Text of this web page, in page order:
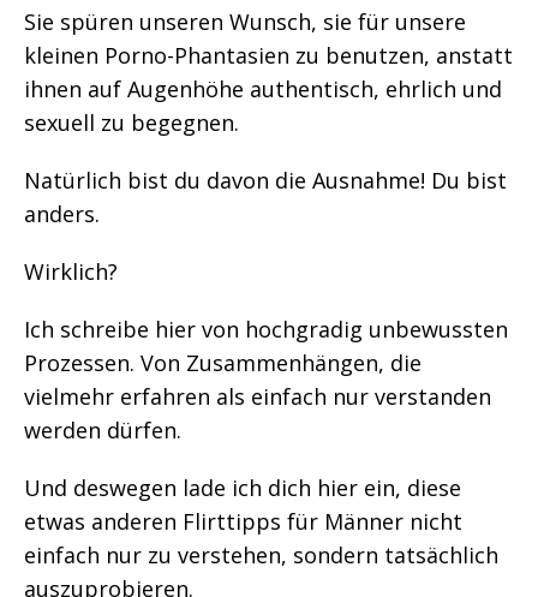
Sie spüren unseren Wunsch, sie für unsere
kleinen Porno-Phantasien zu benutzen, anstatt
ihnen auf Augenhöhe authentisch, ehrlich und
sexuell zu begegnen.
Natürlich bist du davon die Ausnahme! Du bist
anders.
Wirklich?
Ich schreibe hier von hochgradig unbewussten
Prozessen. Von Zusammenhängen, die
vielmehr erfahren als einfach nur verstanden
werden dürfen.
Und deswegen lade ich dich hier ein, diese
etwas anderen Flirttipps für Männer nicht
einfach nur zu verstehen, sondern tatsächlich
auszuprobieren.